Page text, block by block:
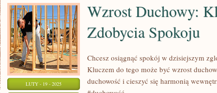
LUTY - 19 - 2025
Wzrost Duchowy:
Zdobycia Spokoju
Chcesz osiągnąć spokój w dzisiejszym
Kluczem do tego może być wzrost
duchowość i cieszyć się harmonią